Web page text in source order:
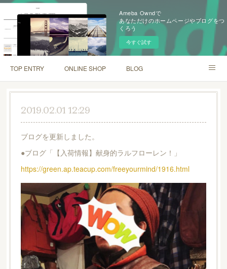
Ameba Owndで
あなただけのホームページやブログをつ
くろう
今すぐ試す
TOP ENTRY ONLINE SHOP BLOG
INSTAGRAM SHOP INFO
2019.02.01 12:29
ブログを更新しました。
●ブログ「【入荷情報】献身的ラルフローレン！」
https://green.ap.teacup.com/freeyourmind/1916.html